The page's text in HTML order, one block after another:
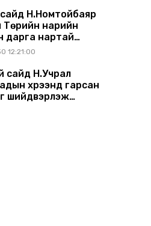
Н.Номтойбаяр
Төрийн нарийн
дарга нартай
хуралдлаа
12:21:00
сайд Н.Учрал
хүрээнд гарсан
шийдвэрлэж